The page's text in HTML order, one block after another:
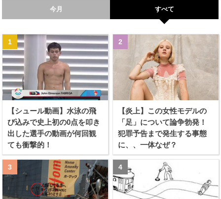
今月 すべて
【シュール動画】水泳の飛
び込みで史上初の0点を叩き
出した選手の動画が何回観
ても衝撃的！
【炎上】この女性モデルの
「足」について論争勃発！
犯罪予告まで発生する事態
に、、一体なぜ？